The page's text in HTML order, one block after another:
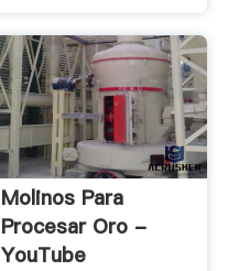
Molinos Para
Procesar Oro -
YouTube